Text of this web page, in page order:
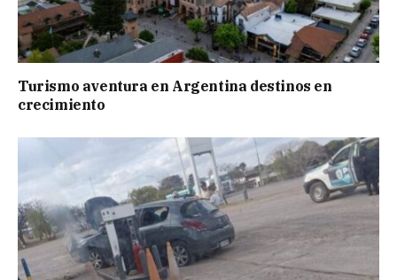
Turismo aventura en Argentina destinos en
crecimiento